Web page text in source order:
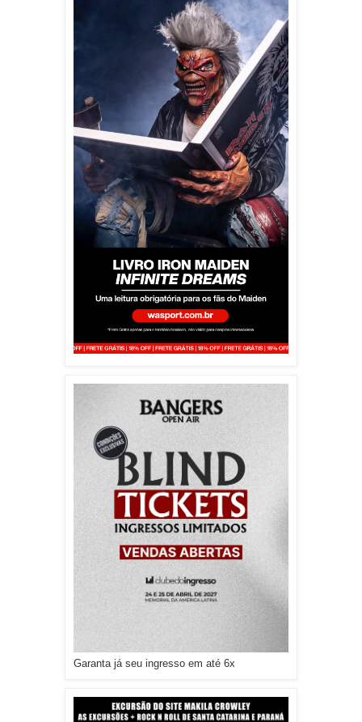
Garanta já seu ingresso em até 6x